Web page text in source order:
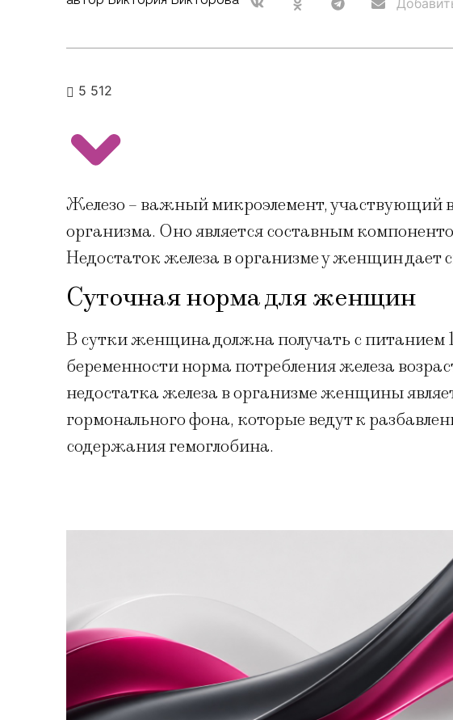
5 512
Железо – важный микроэлемент, участвующий
организма. Оно является составным
Недостаток железа в организме у женщин дает
Суточная норма для женщин
В сутки женщина должна получать с питанием
беременности норма потребления железа
недостатка железа в организме женщины
гормонального фона, которые ведут к
содержания гемоглобина.